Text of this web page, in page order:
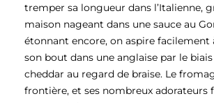
tremper sa longueur dans l’Italienne,
maison nageant dans une sauce au
étonnant encore, on aspire facilement
son bout dans une anglaise par le biais
cheddar au regard de braise. Le
frontière, et ses nombreux adorateurs